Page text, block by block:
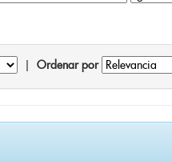
Ordenar por